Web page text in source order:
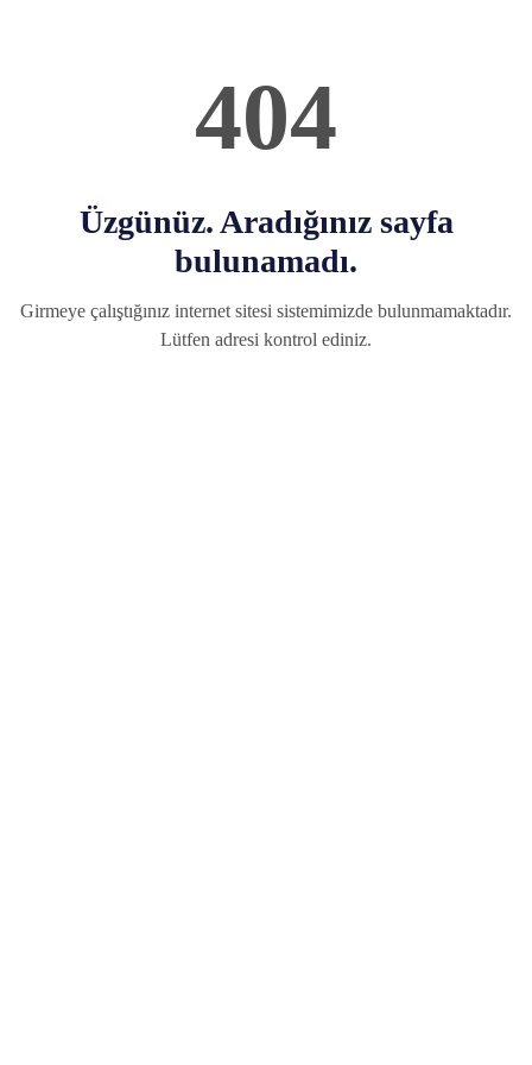
404
Üzgünüz. Aradığınız sayfa
bulunamadı.
Girmeye çalıştığınız internet sitesi sistemimizde bulunmamaktadır.
Lütfen adresi kontrol ediniz.